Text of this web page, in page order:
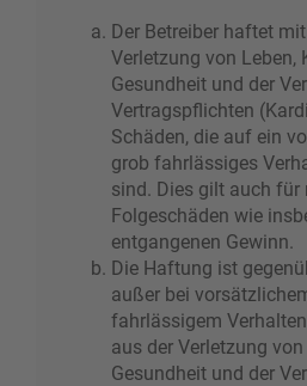
Der Betreiber haftet
Verletzung von Leben,
Gesundheit und der
Vertragspflichten
Schäden, die auf ein
grob fahrlässiges
sind. Dies gilt auch für
Folgeschäden wie
entgangenen Gewinn.
Die Haftung ist
außer bei
fahrlässigem
aus der Verletzung
Gesundheit und der